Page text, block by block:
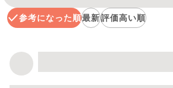
参考になった順最新評価高い順